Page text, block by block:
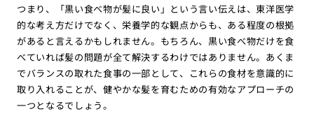
つまり、「黒い食べ物が髪に良い」という言い伝えは、東洋医学
的な考え方だけでなく、栄養学的な観点からも、ある程度の根拠
があると言えるかもしれません。もちろん、黒い食べ物だけを食
べていれば髪の問題が全て解決するわけではありません。あくま
でバランスの取れた食事の一部として、これらの食材を意識的に
取り入れることが、健やかな髪を育むための有効なアプローチの
一つとなるでしょう。